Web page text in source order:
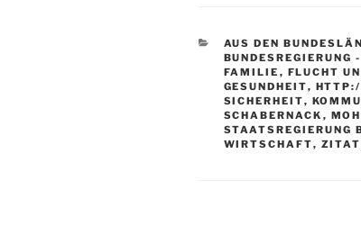
KATEGORIEN
AUS DEN
BUNDESREGIERUNG
FAMILIE , FLUCHT
GESUNDHEIT,
SICHERHEIT,
SCHABERNACK ,
STAATSREGIERUNG
WIRTSCHAFT,